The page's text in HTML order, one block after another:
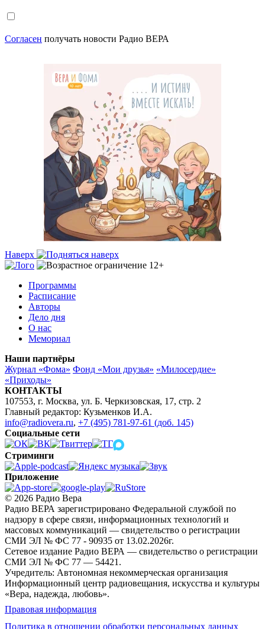
Согласен получать новости Радио ВЕРА
Наверх
Программы
Расписание
Авторы
Дело дня
О нас
Мемориал
Наши партнёры
Журнал «Фома» Фонд «Мои друзья» «Милосердие»
«Приходы»
КОНТАКТЫ
107553, г. Москва, ул. Б. Черкизовская, 17, стр. 2
Главный редактор: Кузьменков И.А.
info@radiovera.ru, +7 (495) 781-97-61 (доб. 145)
Социальные сети
Стриминги
Приложение
© 2026 Радио Вера
Радио ВЕРА зарегистрировано Федеральной службой по
надзору в сфере связи, информационных технологий и
массовых коммуникаций — свидетельство о регистрации
СМИ ЭЛ № ФС 77 - 90935 от 13.02.2026г.
Сетевое издание Радио ВЕРА — свидетельство о регистрации
СМИ ЭЛ № ФС 77 — 54421.
Учредитель: Автономная некоммерческая организация
Информационный центр радиовещания, искусства и культуры
«Вера, надежда, любовь».
Правовая информация
Политика в отношении обработки персональных данных